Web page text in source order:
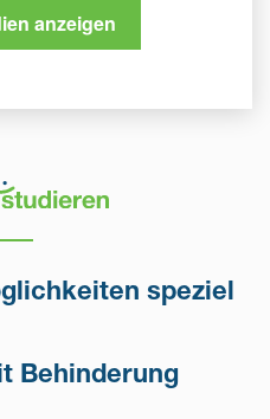
anzeigen
speziel
Behinderung